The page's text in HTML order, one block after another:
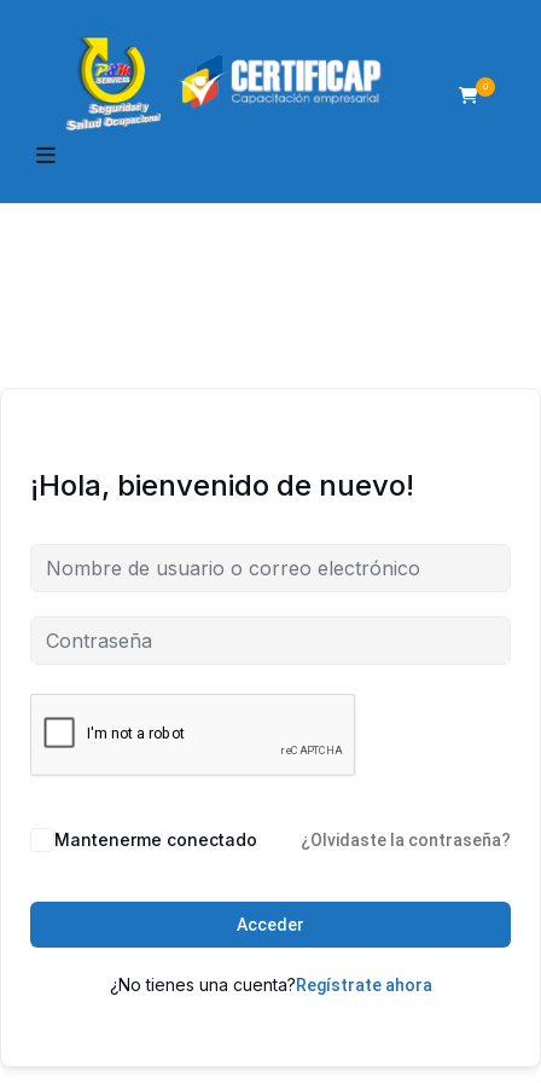
0
¡Hola, bienvenido de nuevo!
Mantenerme conectado ¿Olvidaste la contraseña?
Acceder
¿No tienes una cuenta?Regístrate ahora